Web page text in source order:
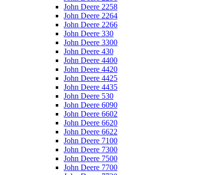
John Deere 2258
John Deere 2264
John Deere 2266
John Deere 330
John Deere 3300
John Deere 430
John Deere 4400
John Deere 4420
John Deere 4425
John Deere 4435
John Deere 530
John Deere 6090
John Deere 6602
John Deere 6620
John Deere 6622
John Deere 7100
John Deere 7300
John Deere 7500
John Deere 7700